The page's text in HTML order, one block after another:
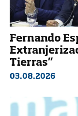
Fernando
Tierras”
03.08.2026